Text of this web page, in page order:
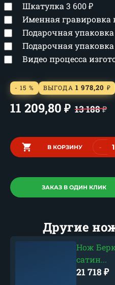
Шкатулка 3 600₽
Именная гравировка
Подарочная упаковка
Подарочная
Видео процесса
- 15 % ВЫГОДА 1 978,20 ₽
11 209,80 ₽ 13 188₽
В КОРЗИНУ -
ЗАКАЗ В ОДИН КЛИК
Другие
Нож
сатин...
21 718 ₽